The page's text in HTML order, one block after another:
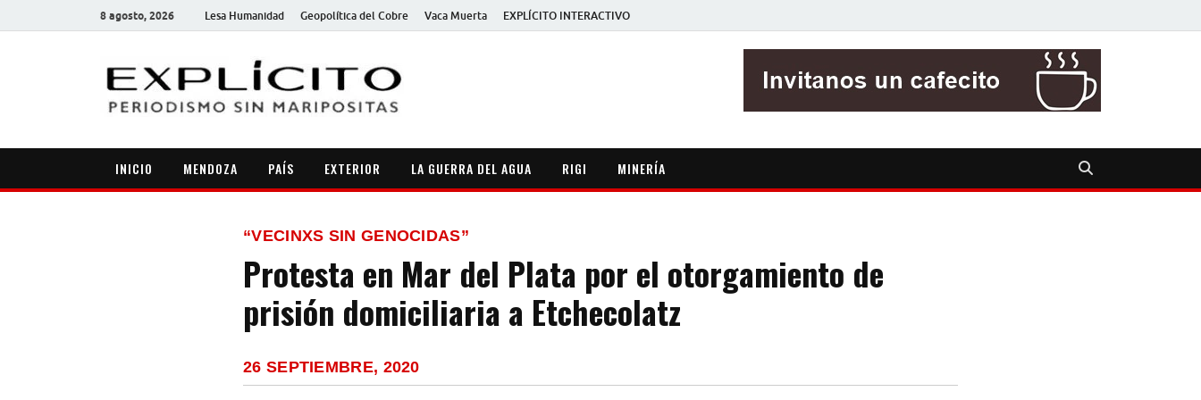
8 agosto, 2026 Lesa Humanidad Geopolítica del Cobre Vaca Muerta EXPLÍCITO INTERACTIVO
INICIO MENDOZA PAÍS EXTERIOR LA GUERRA DEL AGUA RIGI MINERÍA
“VECINXS SIN GENOCIDAS”
Protesta en Mar del Plata por el otorgamiento de
prisión domiciliaria a Etchecolatz
26 SEPTIEMBRE, 2020